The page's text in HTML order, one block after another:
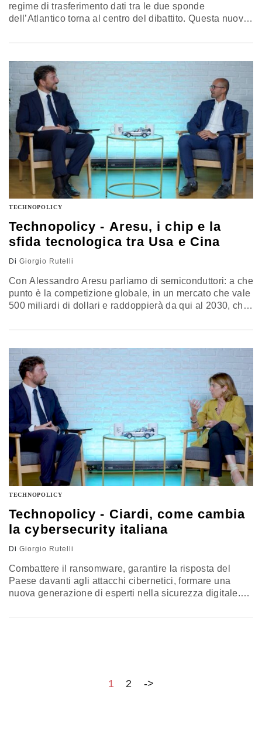
regime di trasferimento dati tra le due sponde
dell’Atlantico torna al centro del dibattito. Questa nuova
vita di cittadini e imprese. Ma anche di come cambia il
diritto dei dati nel metaverso e nel Web3, e di quale
modello di sistema cloud è più funzionale alla realtà
italiana
TECHNOPOLICY
Technopolicy - Aresu, i chip e la
sfida tecnologica tra Usa e Cina
Di Giorgio Rutelli
Con Alessandro Aresu parliamo di semiconduttori: a che
punto è la competizione globale, in un mercato che vale
500 miliardi di dollari e raddoppierà da qui al 2030, che
come in questo settore, geopolitica ed economia si
incontrano (scontrano?)
TECHNOPOLICY
Technopolicy - Ciardi, come cambia
la cybersecurity italiana
Di Giorgio Rutelli
Combattere il ransomware, garantire la risposta del
Paese davanti agli attacchi cibernetici, formare una
nuova generazione di esperti nella sicurezza digitale.
1 2 ->